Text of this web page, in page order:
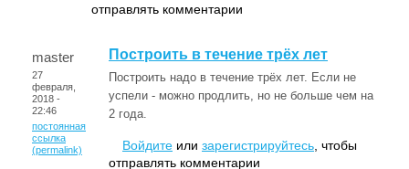
отправлять комментарии
master
27
февраля,
2018 -
22:46
постоянная
ссылка
(permalink)
Построить в течение трёх лет
Построить надо в течение трёх лет. Если не
успели - можно продлить, но не больше чем на
2 года.
Войдите или зарегистрируйтесь , чтобы
отправлять комментарии